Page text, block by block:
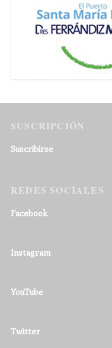
SUSCRIPCIÓN
Suscribirse
REDES SOCIALES
Facebook
Instagram
YouTube
Twitter